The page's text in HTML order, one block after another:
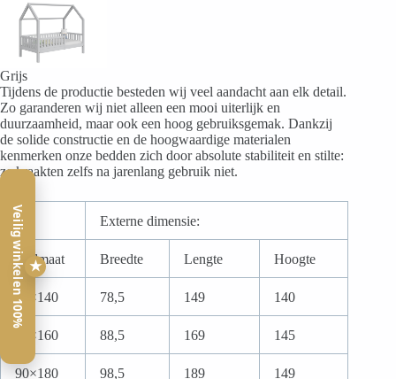
Grijs
Tijdens de productie besteden wij veel aandacht aan elk detail.
Zo garanderen wij niet alleen een mooi uiterlijk en
duurzaamheid, maar ook een hoog gebruiksgemak. Dankzij
de solide constructie en de hoogwaardige materialen
kenmerken onze bedden zich door absolute stabiliteit en stilte:
ze kraakten zelfs na jarenlang gebruik niet.
Externe dimensie:
Bedmaat Breedte Lengte Hoogte
70×140 78,5 149 140
80×160 88,5 169 145
90×180 98,5 189 149
★
Veilig winkelen 100%